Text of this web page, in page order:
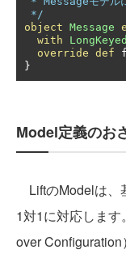
*/
object Message
with
override def
}
Model定義のお
LiftのModelは、
1対1に対応しま
over